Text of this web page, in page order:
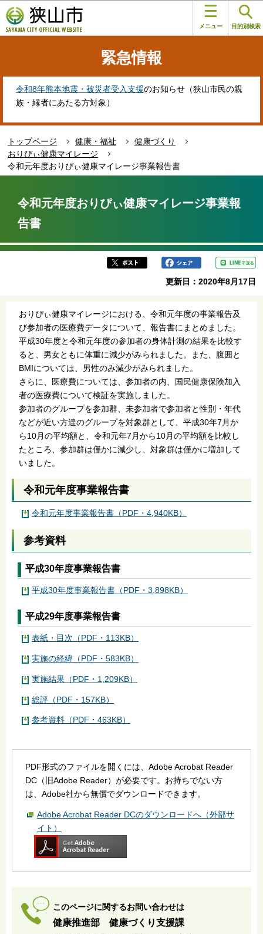
の
ペ
す
メニュー 目的別検索
緊急情報
令和8年熊本地震・被災者受入支援のお知らせ（狭山市民の親
族・縁者にあたる方対象）
トップページ 健康・福祉
健康づくり
おりぴぃ健康マイレージ
令和元年度おりぴぃ健康マイレージ事業報告書
ら
令和元年度おりぴぃ健康マイレージ事業報
告書
更新日：2020年8月17日
おりぴぃ健康マイレージにおける、令和元年度の事業報告及
び参加者の医療費データについて、報告書にまとめました。
平成30年度と令和元年度の参加者の身体計測の結果を比較す
ると、男女ともに体重に減少がみられました。また、腹囲と
BMIについては、男性のみ減少がみられました。
さらに、医療費については、参加者の内、国民健康保険加入
者の医療費について検証を実施しました。
参加者のグループを参加群、未参加者で参加者と性別・年代
などが近い方達のグループを対象群として、平成30年7月か
ら10月の平均額と、令和元年7月から10月の平均額を比較し
たところ、参加群は僅かに減少し、対象群は僅かに増加して
いました。
令和元年度事業報告書
令和元年度事業報告書（PDF・4,940KB）
参考資料
平成30年度事業報告書
平成30年度事業報告書（PDF・3,898KB）
平成29年度事業報告書
表紙・目次（PDF・113KB）
実施の経緯（PDF・583KB）
実施結果（PDF・1,209KB）
総評（PDF・157KB）
参考資料（PDF・463KB）
PDF形式のファイルを開くには、Adobe Acrobat Reader
DC（旧Adobe Reader）が必要です。お持ちでない方
は、Adobe社から無償でダウンロードできます。
Adobe Acrobat Reader DCのダウンロードへ（外部サ
イト）
このページに関するお問い合わせは
健康推進部 健康づくり支援課